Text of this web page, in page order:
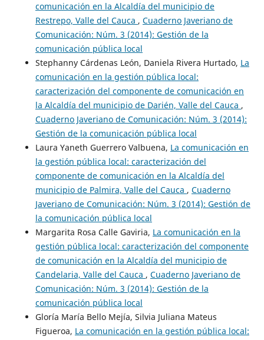
comunicación en la Alcaldía del municipio de
Restrepo, Valle del Cauca , Cuaderno Javeriano de
Comunicación: Núm. 3 (2014): Gestión de la
comunicación pública local
Stephanny Cárdenas León, Daniela Rivera Hurtado, La
comunicación en la gestión pública local:
caracterización del componente de comunicación en
la Alcaldía del municipio de Darién, Valle del Cauca ,
Cuaderno Javeriano de Comunicación: Núm. 3 (2014):
Gestión de la comunicación pública local
Laura Yaneth Guerrero Valbuena, La comunicación en
la gestión pública local: caracterización del
componente de comunicación en la Alcaldía del
municipio de Palmira, Valle del Cauca , Cuaderno
Javeriano de Comunicación: Núm. 3 (2014): Gestión de
la comunicación pública local
Margarita Rosa Calle Gaviria, La comunicación en la
gestión pública local: caracterización del componente
de comunicación en la Alcaldía del municipio de
Candelaria, Valle del Cauca , Cuaderno Javeriano de
Comunicación: Núm. 3 (2014): Gestión de la
comunicación pública local
Gloría María Bello Mejía, Silvia Juliana Mateus
Figueroa, La comunicación en la gestión pública local: